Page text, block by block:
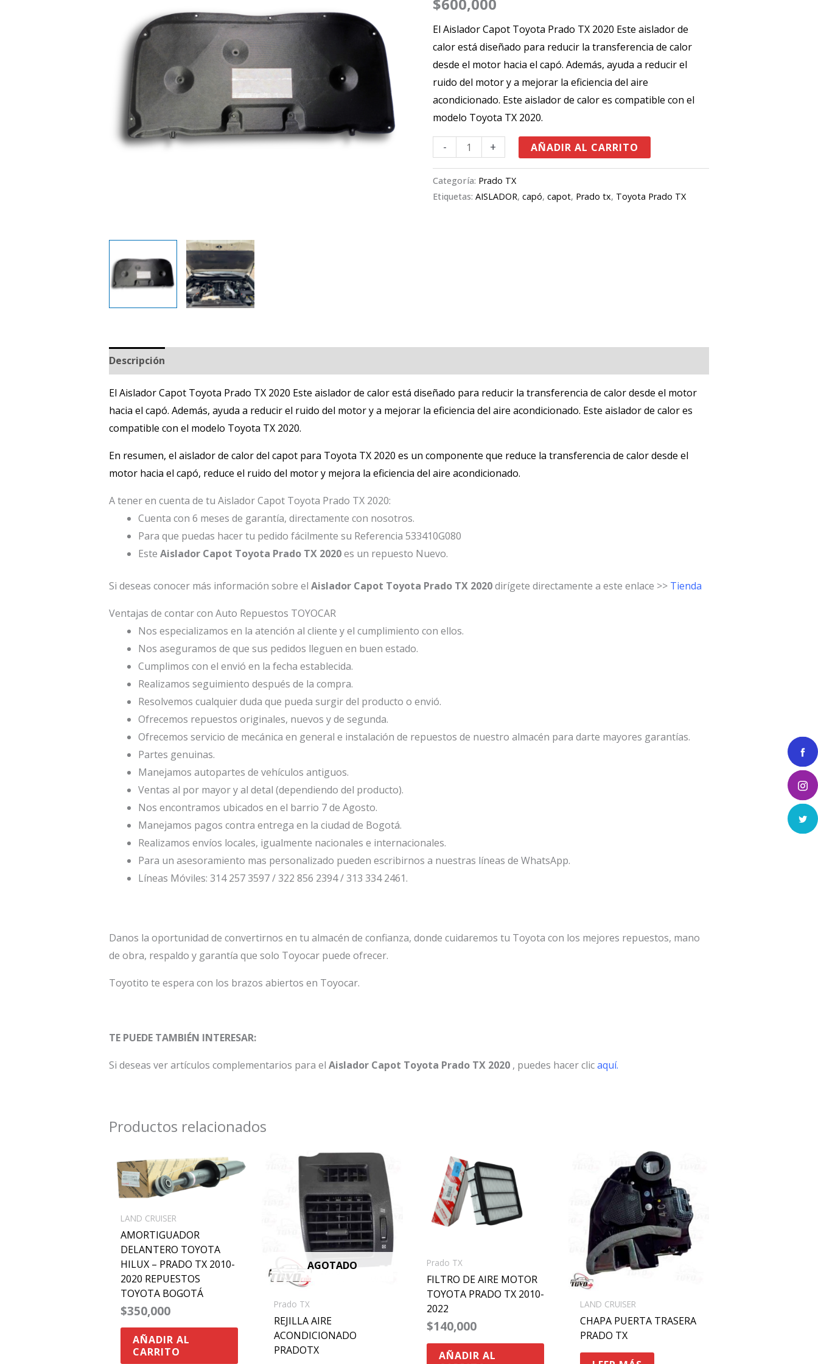
$600,000
El Aislador Capot Toyota Prado TX 2020 Este aislador de
calor está diseñado para reducir la transferencia de calor
desde el motor hacia el capó.Además, ayuda a reducir el
ruido del motor y a mejorar la eficiencia del aire
acondicionado. Este aislador de calor es compatible con el
modelo Toyota TX 2020.
-
Prado
TX
2020
cantidad
+ AÑADIR AL CARRITO
Categoría: Prado TX
Etiquetas:AISLADOR,capó,capot, Prado tx, Toyota Prado TX
Descripción
El Aislador Capot Toyota Prado TX 2020 Este aislador de calor está diseñado para reducir la transferencia de calor desde el motor
hacia el capó. Además, ayuda a reducir el ruido del motor y a mejorar la eficiencia del aire acondicionado. Este aislador de calor es
compatible con el modelo Toyota TX 2020.
En resumen, el aislador de calor del capot para Toyota TX 2020 es un componente que reduce la transferencia de calor desde el
motor hacia el capó, reduce el ruido del motor y mejora la eficiencia del aire acondicionado.
A tener en cuenta de tu Aislador Capot Toyota Prado TX 2020:
Cuenta con 6 meses de garantía, directamente con nosotros.
Para que puedas hacer tu pedido fácilmente su Referencia 533410G080
Este Aislador Capot Toyota Prado TX 2020es un repuesto Nuevo.
Si deseas conocer más información sobre el Aislador Capot Toyota Prado TX 2020dirígete directamente a este enlace >> Tienda
Ventajas de contar con Auto Repuestos TOYOCAR
Nos especializamos en la atención al cliente y el cumplimiento con ellos.
Nos aseguramos de que sus pedidos lleguen en buen estado.
Cumplimos con el envió en la fecha establecida.
Realizamos seguimiento después de la compra.
Resolvemos cualquier duda que pueda surgir del producto o envió.
Ofrecemos repuestos originales, nuevos y de segunda.
Ofrecemos servicio de mecánica en general e instalación de repuestos de nuestro almacén para darte mayores garantías.
Partes genuinas.
Manejamos autopartes de vehículos antiguos.
Ventas al por mayor y al detal (dependiendo del producto).
Nos encontramos ubicados en el barrio 7 de Agosto.
Manejamos pagos contra entrega en la ciudad de Bogotá.
Realizamos envíos locales, igualmente nacionales e internacionales.
Para un asesoramiento mas personalizado pueden escribirnos a nuestras líneas de WhatsApp.
Líneas Móviles: 314 257 3597 / 322 856 2394 / 313 334 2461.
Danos la oportunidad de convertirnos en tu almacén de confianza, donde cuidaremos tu Toyota con los mejores repuestos, mano
de obra, respaldo y garantía que solo Toyocar puede ofrecer.
Toyotito te espera con los brazos abiertos en Toyocar.
TE PUEDE TAMBIÉN INTERESAR:
Si deseas ver artículos complementarios para el Aislador Capot Toyota Prado TX 2020, puedes hacer clicaquí.
Productos relacionados
LAND CRUISER
AMORTIGUADOR
DELANTERO TOYOTA
HILUX – PRADO TX 2010-
2020 REPUESTOS
TOYOTA BOGOTÁ
$350,000
AÑADIR AL
CARRITO
AGOTADO
Prado TX
REJILLA AIRE
ACONDICIONADO
PRADOTX
Prado TX
FILTRO DE AIRE MOTOR
TOYOTA PRADO TX 2010-
2022
$140,000
AÑADIR AL
LAND CRUISER
CHAPA PUERTA TRASERA
PRADO TX